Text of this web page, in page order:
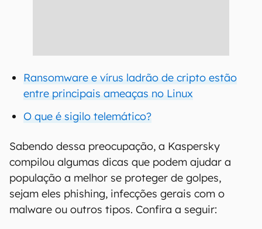
Ransomware e vírus ladrão de cripto estão
entre principais ameaças no Linux
O que é sigilo telemático?
Sabendo dessa preocupação, a Kaspersky
compilou algumas dicas que podem ajudar a
população a melhor se proteger de golpes,
sejam eles phishing, infecções gerais com o
malware ou outros tipos. Confira a seguir: